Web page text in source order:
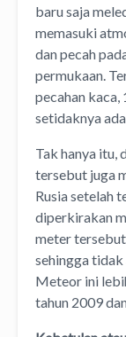
baru saja
memasuki
dan pecah
permukaan.
pecahan
setidaknya
Tak hanya itu,
tersebut juga
Rusia setelah
diperkirakan
meter
sehingga
Meteor ini
tahun 2009